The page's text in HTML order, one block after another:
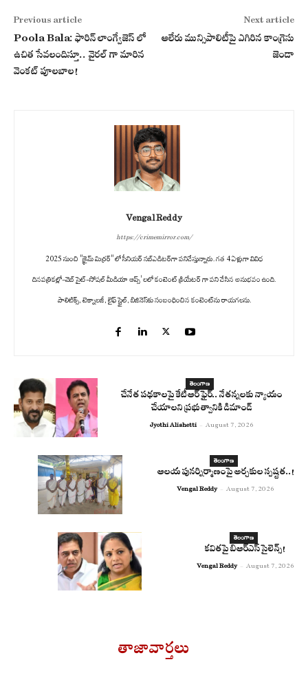
Previous article
Poola Bala: ఫారిన్ లాంగ్వేజెస్ లో
ఉచిత సేవలందిస్తూ.. వైరల్ గా మారిన
వెంకట్ పూలబాల!
Next article
ఆలేరు మున్సిపాలిటీపై ఎగిరిన కాంగ్రెసు
జెండా
Vengal Reddy
https://crimemirror.com/
2025 నుంచి "క్రైమ్ మిర్రర్" లో సీనియర్ సబ్‌ఎడిటర్‌గా పనిచేస్తున్నారు. గత 4 ఏళ్లుగా వివిధ
దినపత్రికల్లో-వెబ్ సైట్-సోషల్ మీడియా ఆప్స్' లలో కంటెంట్ క్రియేటర్ గా పని చేసిన అనుభవం ఉంది.
పాలిటిక్స్‌, టెక్నాలజీ, లైఫ్‌ స్టైల్‌, బిజినెస్‌కు సంబంధించిన కంటెంట్‌ను రాయగలను.
తెలంగాణ
చేనేత పథకాలపై కేటీఆర్ ఫైర్.. నేతన్నలకు న్యాయం
చేయాలని ప్రభుత్వానికి డిమాండ్
Jyothi Alishetti - August 7, 2026
తెలంగాణ
ఆలయ పునర్నిర్మాణంపై అర్చకుల స్పష్టత..!
Vengal Reddy - August 7, 2026
తెలంగాణ
కవితపై బిఆర్ఎస్ సైలెన్స్!
Vengal Reddy - August 7, 2026
తాజావార్తలు